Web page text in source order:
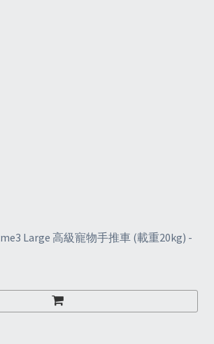
Large 高級寵物手推車 (載重20kg) -